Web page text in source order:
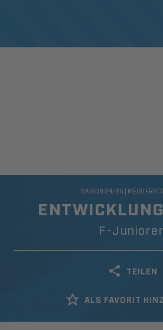
F-
SAISON 24/25 |
TEILEN
ALS FAVORIT